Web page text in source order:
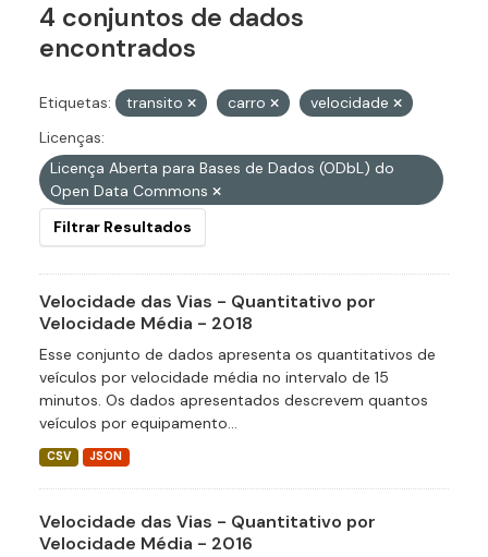
4 conjuntos de dados
encontrados
Etiquetas: transito carro
velocidade
Licenças:
Licença Aberta para Bases de Dados (ODbL) do
Open Data Commons
Filtrar Resultados
Velocidade das Vias - Quantitativo por
Velocidade Média - 2018
Esse conjunto de dados apresenta os quantitativos de
veículos por velocidade média no intervalo de 15
minutos. Os dados apresentados descrevem quantos
veículos por equipamento...
CSV JSON
Velocidade das Vias - Quantitativo por
Velocidade Média - 2016